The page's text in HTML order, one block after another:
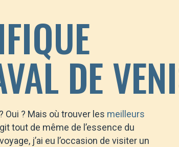
DE
Oui ? Mais où trouver les meilleurs
tout de même de l’essence du
j’ai eu l’occasion de visiter un